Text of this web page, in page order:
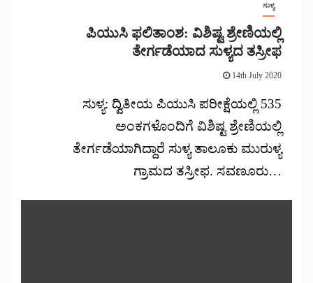
ಸುಳ್ಯ
ಪಿಯುಸಿ ಫಲಿತಾಂಶ: ವಿಶಿಷ್ಟ ಶ್ರೇಣಿಯಲ್ಲಿ
ತೇರ್ಗಡೆಯಾದ ಸುಳ್ಯದ ತಸ್ರೀಫ
14th July 2020
ಸುಳ್ಯ: ದ್ವಿತೀಯ ಪಿಯುಸಿ ಪರೀಕ್ಷೆಯಲ್ಲಿ 535
ಅಂಕಗಳೊಂದಿಗೆ ವಿಶಿಷ್ಟ ಶ್ರೇಣಿಯಲ್ಲಿ
ತೇರ್ಗಡೆಯಾಗಿದ್ದಾರೆ ಸುಳ್ಯ ತಾಲೂಕು ಮುರುಳ್ಯ
ಗ್ರಾಮದ ತಸ್ರೀಫ. ಸವಣೂರು…